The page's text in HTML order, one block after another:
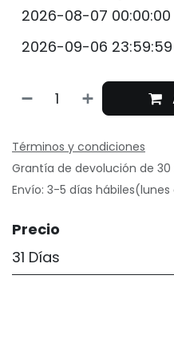
Términos y condiciones
Grantía de devolución de 30
Envío: 3-5 días
Precio
31 Días